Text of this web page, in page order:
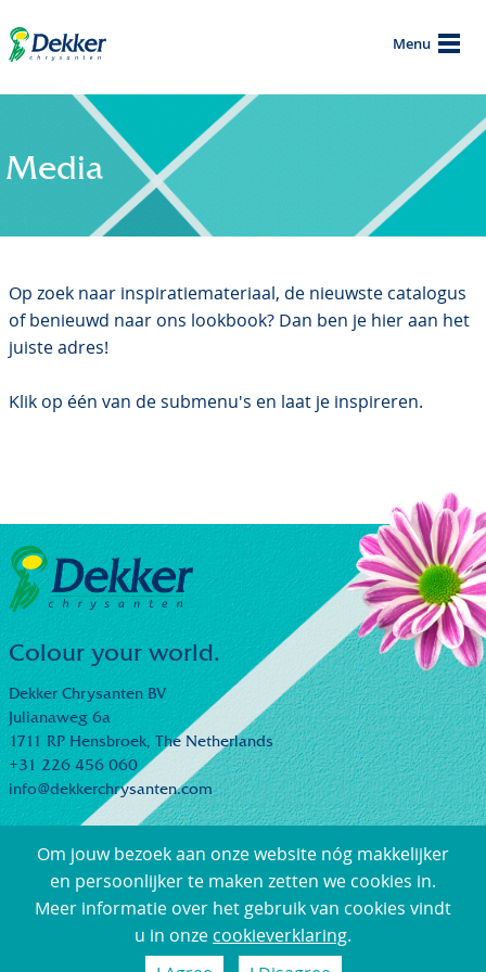
Menu
Media
Op zoek naar inspiratiemateriaal, de nieuwste catalogus
of benieuwd naar ons lookbook? Dan ben je hier aan het
juiste adres!
Klik op één van de submenu's en laat je inspireren.
Colour your world.
Dekker Chrysanten BV
Julianaweg 6a
1711 RP Hensbroek, The Netherlands
+31 226 456 060
info@dekkerchrysanten.com
© Dekker Chrysanten |Algemene Verkoop- en
Leveringsvoorwaarden|Privacyverklaring| Webdesign:
Om jouw bezoek aan onze website nóg makkelijker
en persoonlijker te maken zetten we cookies in.
Meer informatie over het gebruik van cookies vindt
u in onze cookieverklaring.